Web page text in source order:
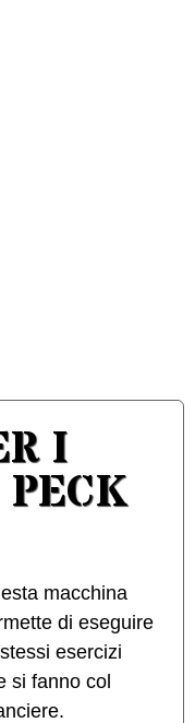
I
macchina
di eseguire
esercizi
si fanno col